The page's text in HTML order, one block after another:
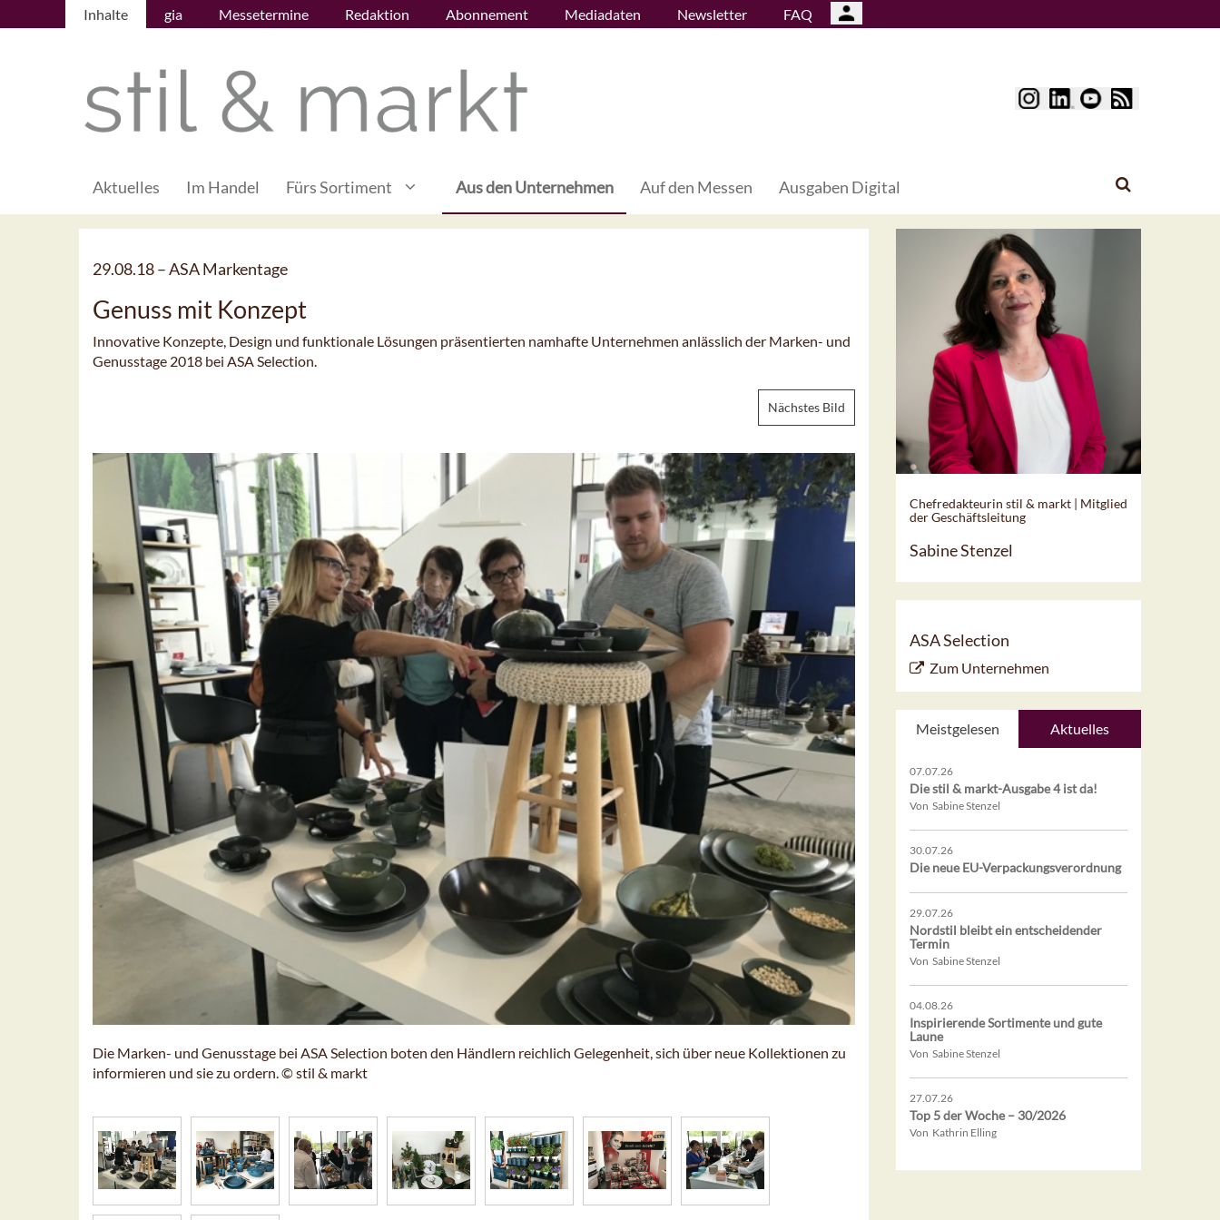
Inhalte gia Messetermine Redaktion Abonnement Mediadaten Newsletter FAQ
Aktuelles Im Handel Fürs Sortiment Aus den Unternehmen Auf den Messen Ausgaben Digital
29.08.18 –ASA Markentage
Genuss mit Konzept
Innovative Konzepte, Design und funktionale Lösungen präsentierten namhafte Unternehmen anlässlich der Marken- und
Genusstage 2018 bei ASA Selection.
Nächstes Bild
Die Marken- und Genusstage bei ASA Selection boten den Händlern reichlich Gelegenheit, sich über neue Kollektionen zu
informieren und sie zu ordern. © stil & markt
Chefredakteurin stil & markt | Mitglied
der Geschäftsleitung
Sabine Stenzel
ASA Selection
Zum Unternehmen
Meistgelesen Aktuelles
07.07.26
Die stil & markt-Ausgabe 4 ist da!
Von Sabine Stenzel
30.07.26
Die neue EU-Verpackungsverordnung
29.07.26
Nordstil bleibt ein entscheidender
Termin
Von Sabine Stenzel
04.08.26
Inspirierende Sortimente und gute
Laune
Von Sabine Stenzel
27.07.26
Top 5 der Woche – 30/2026
Von Kathrin Elling